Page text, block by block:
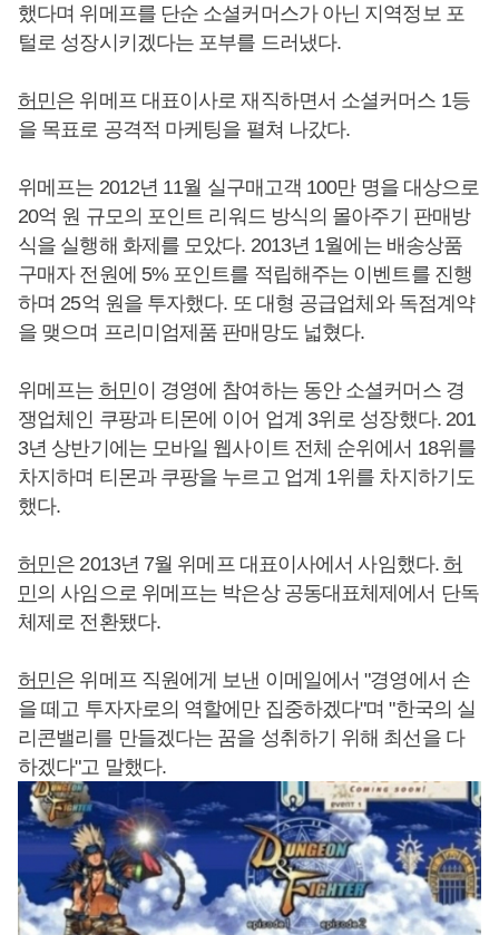
했다며 위메프를 단순 소셜커머스가 아닌 지역정보 포
털로 성장시키겠다는 포부를 드러냈다.
허민은 위메프 대표이사로 재직하면서 소셜커머스 1등
을 목표로 공격적 마케팅을 펼쳐 나갔다.
위메프는 2012년 11월 실구매고객 100만 명을 대상으로
20억 원 규모의 포인트 리워드 방식의 몰아주기 판매방
식을 실행해 화제를 모았다. 2013년 1월에는 배송상품
구매자 전원에 5% 포인트를 적립해주는 이벤트를 진행
하며 25억 원을 투자했다. 또 대형 공급업체와 독점계약
을 맺으며 프리미엄제품 판매망도 넓혔다.
위메프는 허민이 경영에 참여하는 동안 소셜커머스 경
쟁업체인 쿠팡과 티몬에 이어 업계 3위로 성장했다. 201
3년 상반기에는 모바일 웹사이트 전체 순위에서 18위를
차지하며 티몬과 쿠팡을 누르고 업계 1위를 차지하기도
했다.
허민은 2013년 7월 위메프 대표이사에서 사임했다.허
민의 사임으로 위메프는 박은상 공동대표체제에서 단독
체제로 전환됐다.
허민은 위메프 직원에게 보낸 이메일에서 "경영에서 손
을 떼고 투자자로의 역할에만 집중하겠다"며 "한국의 실
리콘밸리를 만들겠다는 꿈을 성취하기 위해 최선을 다
하겠다"고 말했다.